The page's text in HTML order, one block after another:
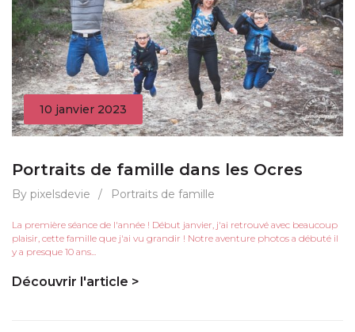
10 janvier 2023
Portraits de famille dans les Ocres
By pixelsdevie / Portraits de famille
La première séance de l'année ! Début janvier, j'ai retrouvé avec beaucoup
plaisir, cette famille que j'ai vu grandir ! Notre aventure photos a débuté il
y a presque 10 ans...
Découvrir l'article >